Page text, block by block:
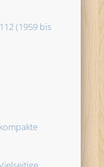
(1959 bis